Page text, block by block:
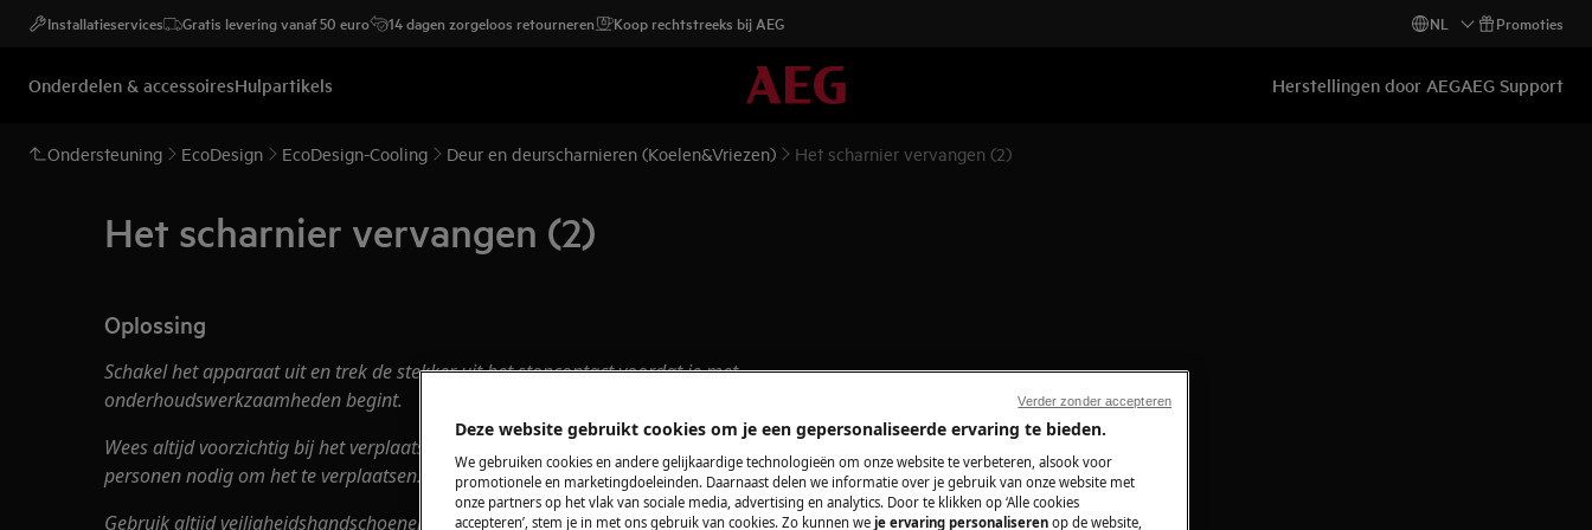
Installatieservices Gratis levering vanaf 50 euro 14 dagen zorgeloos retourneren Koop rechtstreeks bij AEG NL Promoties
Onderdelen & accessoiresHulpartikels Herstellingen door AEGAEG Support
Ondersteuning EcoDesign EcoDesign-Cooling Deur en deurscharnieren (Koelen&Vriezen) Het scharnier vervangen (2)
Het scharnier vervangen (2)
Oplossing
Schakel het apparaat uit en trek de stekker uit hetstopcontactvoordat je met
onderhoudswerkzaamhedenbegint.
Wees altijd voorzichtig bij het verplaatsen van apparaten, voor zware apparaten zijn twee
personen nodig om het te verplaatsen.
Gebruik altijd veiligheidshandschoenen en gesloten schoeisel.
Deze website gebruikt cookies om je een gepersonaliseerde ervaring te bieden.
We gebruiken cookies en andere gelijkaardige technologieën om onze website te verbeteren, alsook voor
promotionele en marketingdoeleinden. Daarnaast delen we informatie over je gebruik van onze website met
onze partners op het vlak van sociale media, advertising en analytics. Door te klikken op ‘Alle cookies
accepteren’, stem je in met ons gebruik van cookies. Zo kunnen we je ervaring personaliseren op de website,
Verder zonder accepteren